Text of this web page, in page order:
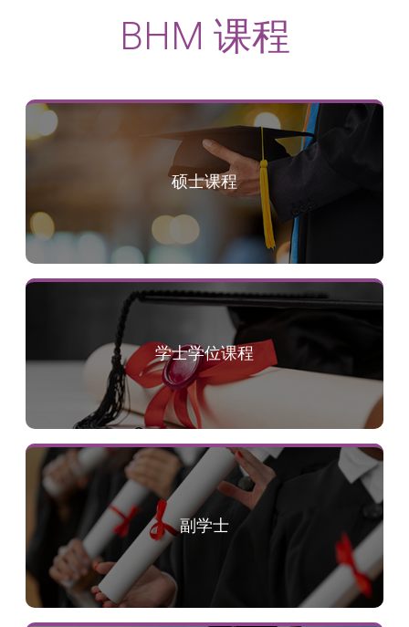
BHM 课程
硕士课程
学士学位课程
副学士